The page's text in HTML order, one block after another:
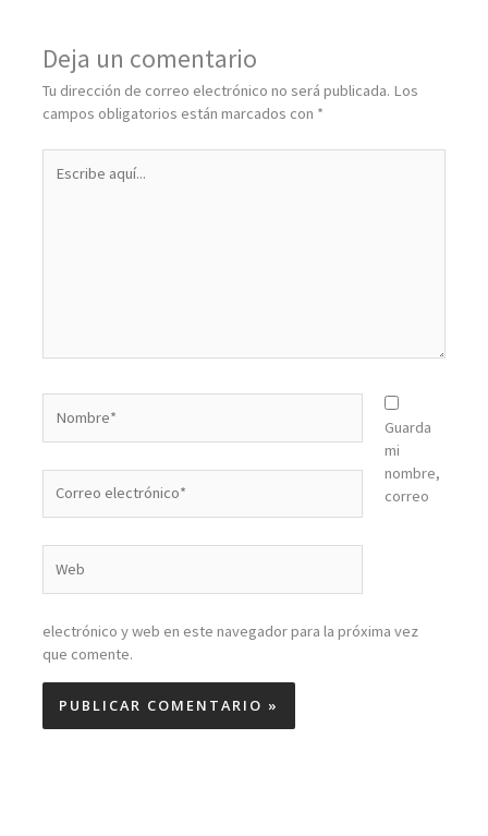
Deja un comentario
Tu dirección de correo electrónico no será publicada. Los
campos obligatorios están marcados con *
aquí...
electrónico*
Guarda
mi
nombre,
correo
electrónico y web en este navegador para la próxima vez
que comente.